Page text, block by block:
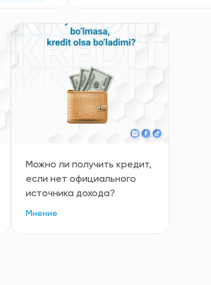
Можно ли получить кредит,
если нет официального
источника дохода?
Мнение